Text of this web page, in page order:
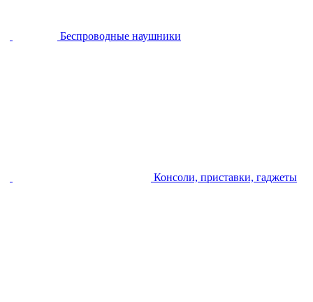
Беспроводные наушники
Консоли, приставки, гаджеты